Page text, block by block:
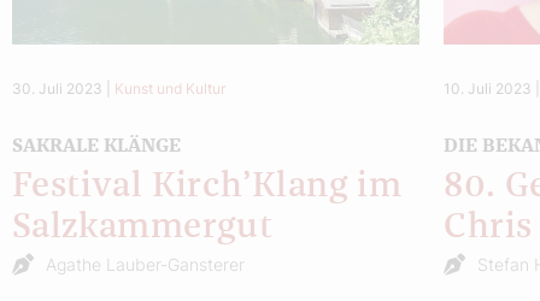
30. Juli 2023 Kunst und Kultur
SAKRALE KLÄNGE
Festival Kirch’Klang im
Salzkammergut
Agathe Lauber-Gansterer
10. Juli 2023
DIE
80.
Stefan